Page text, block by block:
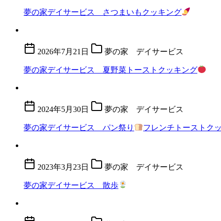
夢の家デイサービス さつまいもクッキング
2026年7月21日 夢の家 デイサービス
夢の家デイサービス 夏野菜トーストクッキング
2024年5月30日 夢の家 デイサービス
夢の家デイサービス パン祭り フレンチトーストク
2023年3月23日 夢の家 デイサービス
夢の家デイサービス 散歩